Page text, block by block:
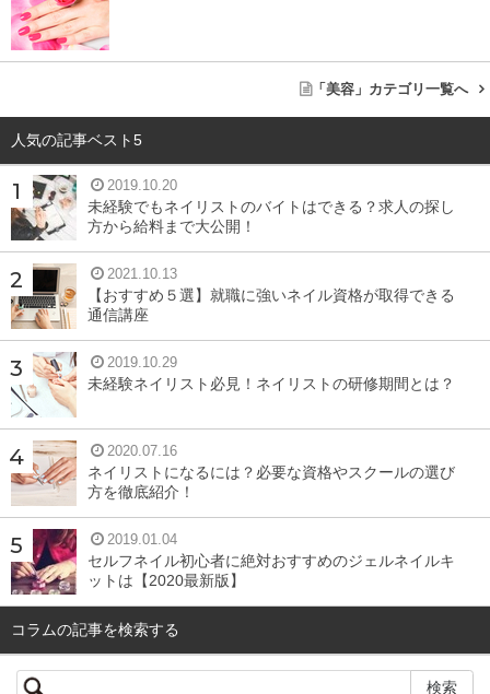
髪を梳かすことで、つやつやな美髪を保っていたのです。
時代の変化が激しいにも関わらず、このヘアケア方法は今
でも愛されているのですから、すごいことですよね。
椿オイルの原料いろいろ
お店で「椿油」という名で販売されていても、原材料をチ
ェックすると「ユチャ種子油」「カメリア種子油」と書か
れているものがあります。え、椿オイルじゃないの？と疑
問に思ってしまいますよね。
椿油は、日本に自生するヤブツバキという植物の種子が使
われますが、現代では中国原産のユチャ（カメリア）種子
が使われていたり、混ぜ合わせている製品もあります。
ユチャ（カメリア）種子油もツバキ属の植物の種子なので
椿油という点では同じなのですが、原料や産地にこだわる
人は１００％国産か、そうでないかをチェックして購入し
ましょう。
椿オイルは髪以外にも使える万能オイル
「美容」カテゴリ一覧へ
人気の記事ベスト5
2019.10.20
未経験でもネイリストのバイトはできる？求人の探し
方から給料まで大公開！
2021.10.13
【おすすめ５選】就職に強いネイル資格が取得できる
通信講座
2019.10.29
未経験ネイリスト必見！ネイリストの研修期間とは？
2020.07.16
ネイリストになるには？必要な資格やスクールの選び
方を徹底紹介！
2019.01.04
セルフネイル初心者に絶対おすすめのジェルネイルキ
ットは【2020最新版】
コラムの記事を検索する